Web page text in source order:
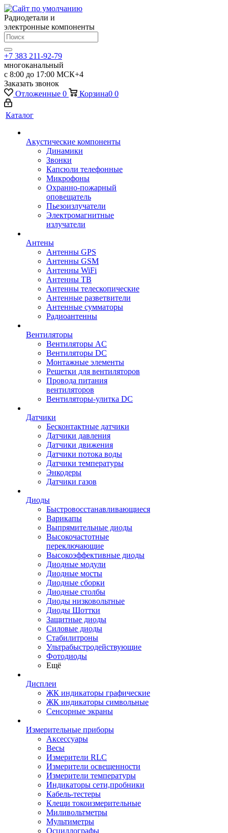
Радиодетали и
электронные компоненты
+7 383 211-92-79
многоканальный
с 8:00 до 17:00 МСК+4
Заказать звонок
Отложенные 0 Корзина0 0
Каталог
Акустические компоненты
Динамики
Звонки
Капсюли телефонные
Микрофоны
Охранно-пожарный
оповещатель
Пьезоизлучатели
Электромагнитные
излучатели
Антены
Антенны GPS
Антенны GSM
Антенны WiFi
Антенны ТВ
Антенны телескопические
Антенные разветвители
Антенные сумматоры
Радиоантенны
Вентиляторы
Вентиляторы AC
Вентиляторы DC
Монтажные элементы
Решетки для вентиляторов
Провода питания
вентиляторов
Вентиляторы-улитка DC
Датчики
Бесконтактные датчики
Датчики давления
Датчики движения
Датчики потока воды
Датчики температуры
Энкодеры
Датчики газов
Диоды
Быстровосстанавливающиеся
Варикапы
Выпрямительные диоды
Высокочастотные
переключающие
Высокоэффективные диоды
Диодные модули
Диодные мосты
Диодные сборки
Диодные столбы
Диоды низковольтные
Диоды Шоттки
Защитные диоды
Силовые диоды
Стабилитроны
Ультрабыстродействующие
Фотодиоды
Ещё
Дисплеи
ЖК индикаторы графические
ЖК индикаторы символьные
Сенсорные экраны
Измерительные приборы
Аксессуары
Весы
Измерители RLC
Измерители освещенности
Измерители температуры
Индикаторы сети,пробники
Кабель-тестеры
Клещи токоизмерительные
Миливольтметры
Мультиметры
Осциллографы